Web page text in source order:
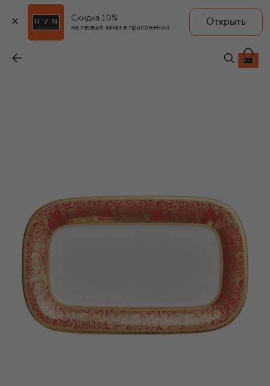
Скидка 10%
на первый заказ в приложении
Открыть
69 300 ₽